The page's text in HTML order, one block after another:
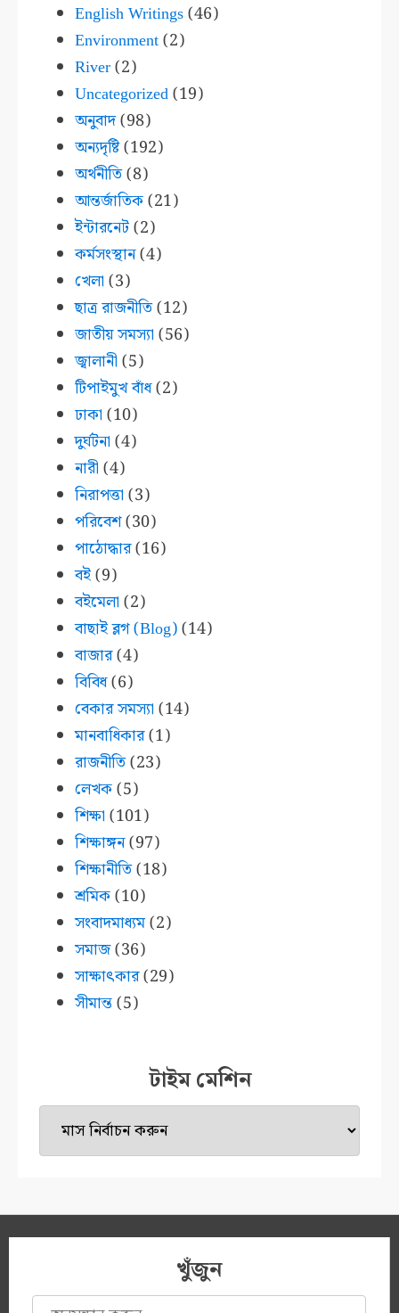
English Writings(46)
Environment(2)
River(2)
Uncategorized(19)
অনুবাদ(98)
অন্যদৃষ্টি(192)
অর্থনীতি(8)
আন্তর্জাতিক(21)
ইন্টারনেট(2)
কর্মসংস্থান(4)
খেলা (3)
ছাত্র রাজনীতি(12)
জাতীয় সমস্যা (56)
জ্বালানী (5)
টিপাইমুখ বাঁধ(2)
ঢাকা (10)
দুর্ঘটনা (4)
নারী (4)
নিরাপত্তা (3)
পরিবেশ(30)
পাঠোদ্ধার(16)
বই(9)
বইমেলা (2)
বাছাই ব্লগ (Blog)(14)
বাজার(4)
বিবিধ(6)
বেকার সমস্যা (14)
মানবাধিকার(1)
রাজনীতি(23)
লেখক(5)
শিক্ষা (101)
শিক্ষাঙ্গন(97)
শিক্ষানীতি(18)
শ্রমিক(10)
সংবাদমাধ্যম(2)
সমাজ(36)
সাক্ষাৎকার(29)
সীমান্ত(5)
টাইম মেশিন
টাইম
মেশিন
খুঁজুন
অনুসন্ধানঃ